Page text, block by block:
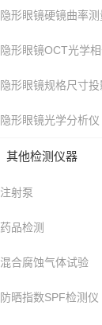
隐形眼镜硬镜曲率测
隐形眼镜OCT光学
隐形眼镜规格尺寸投
隐形眼镜光学分析仪
其他检测仪器
注射泵
药品检测
混合腐蚀气体试验
防晒指数SPF检测仪